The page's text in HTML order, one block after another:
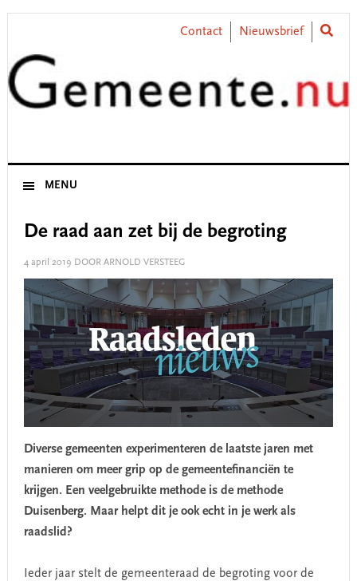
Skip
primary
navigation
Skip
content
Skip
primary
sidebar
Skip
footer
Contact Nieuwsbrief
MENU
De raad aan zet bij de begroting
4 april 2019 DOOR ARNOLD VERSTEEG
Diverse gemeenten experimenteren de laatste jaren met
manieren om meer grip op de gemeentefinanciën te
krijgen. Een veelgebruikte methode is de methode
Duisenberg. Maar helpt dit je ook echt in je werk als
raadslid?
Ieder jaar stelt de gemeenteraad de begroting voor de